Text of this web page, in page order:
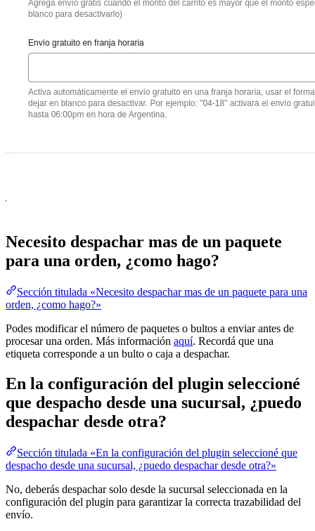
Necesito despachar mas de un paquete
para una orden, ¿como hago?
Sección titulada «Necesito despachar mas de un paquete para una
orden, ¿como hago?»
Podes modificar el número de paquetes o bultos a enviar antes de
procesar una orden. Más información aquí. Recordá que una
etiqueta corresponde a un bulto o caja a despachar.
En la configuración del plugin seleccioné
que despacho desde una sucursal, ¿puedo
despachar desde otra?
Sección titulada «En la configuración del plugin seleccioné que
despacho desde una sucursal, ¿puedo despachar desde otra?»
No, deberás despachar solo desde la sucursal seleccionada en la
configuración del plugin para garantizar la correcta trazabilidad del
envío.